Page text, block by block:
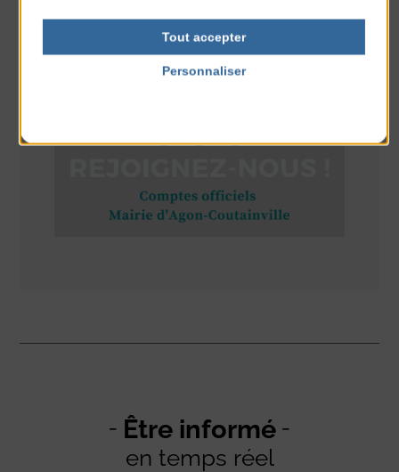
Être informé
en temps réel
Tout accepter
Personnaliser